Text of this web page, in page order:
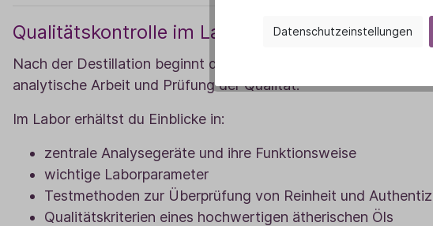
Qualitätskontrolle im Labor
Nach der Destillation beginnt der nächste entscheidende Schritt:
analytische Arbeit und Prüfung der Qualität.
Im Labor erhältst du Einblicke in:
zentrale Analysegeräte und ihre Funktionsweise
wichtige Laborparameter
Testmethoden zur Überprüfung von Reinheit und
Qualitätskriterien eines hochwertigen ätherischen Öls
Datenschutzeinstellungen